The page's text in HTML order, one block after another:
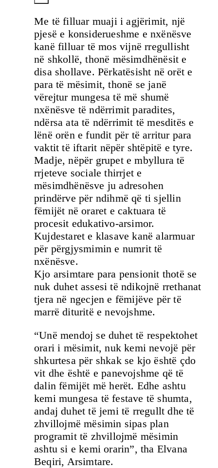
Me të filluar muaji i agjërimit, një
pjesë e konsiderueshme e nxënësve
kanë filluar të mos vijnë rregullisht
në shkollë, thonë mësimdhënësit e
disa shollave. Përkatësisht në orët e
para të mësimit, thonë se janë
vërejtur mungesa të më shumë
nxënësve të ndërrimit paradites,
ndërsa ata të ndërrimit të mesditës e
lënë orën e fundit për të arritur para
vaktit të iftarit nëpër shtëpitë e tyre.
Madje, nëpër grupet e mbyllura të
rrjeteve sociale thirrjet e
mësimdhënësve ju adresohen
prindërve për ndihmë që ti sjellin
fëmijët në oraret e caktuara të
procesit edukativo-arsimor.
Kujdestaret e klasave kanë alarmuar
për përgjysmimin e numrit të
nxënësve.
Kjo arsimtare para pensionit thotë se
nuk duhet assesi të ndikojnë rrethanat
tjera në ngecjen e fëmijëve për të
marrë dituritë e nevojshme.
“Unë mendoj se duhet të respektohet
orari i mësimit, nuk kemi nevojë për
shkurtesa për shkak se kjo është çdo
vit dhe është e panevojshme që të
dalin fëmijët më herët. Edhe ashtu
kemi mungesa të festave të shumta,
andaj duhet të jemi të rregullt dhe të
zhvillojmë mësimin sipas plan
programit të zhvillojmë mësimin
ashtu si e kemi orarin”, tha Elvana
Beqiri, Arsimtare.